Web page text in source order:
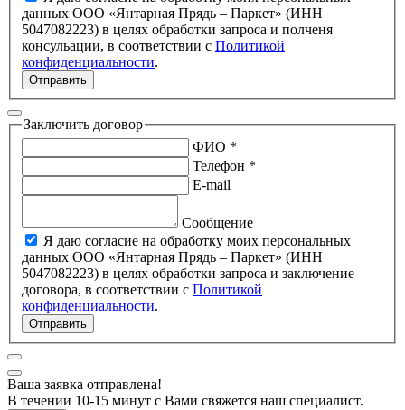
данных ООО «Янтарная Прядь – Паркет» (ИНН
5047082223) в целях обработки запроса и полченя
консульации, в соответствии с Политикой
конфиденциальности.
Отправить
Заключить договор
ФИО *
Телефон *
E-mail
Сообщение
Я даю согласие на обработку моих персональных
данных ООО «Янтарная Прядь – Паркет» (ИНН
5047082223) в целях обработки запроса и заключение
договора, в соответствии с Политикой
конфиденциальности.
Отправить
Ваша заявка отправлена!
В течении 10-15 минут с Вами свяжется наш специалист.